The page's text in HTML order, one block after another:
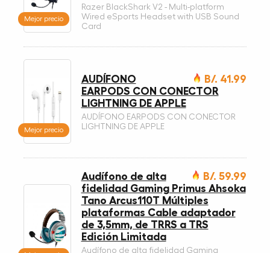
Mejor precio
Razer BlackShark V2 - Multi-platform
Wired eSports Headset with USB Sound
Card
Mejor precio
B/. 41.99
AUDÍFONO
EARPODS CON CONECTOR
LIGHTNING DE APPLE
AUDÍFONO EARPODS CON CONECTOR
LIGHTNING DE APPLE
B/. 59.99
Audífono de alta
fidelidad Gaming Primus Ahsoka
Tano Arcus110T Múltiples
plataformas Cable adaptador
de 3,5mm, de TRRS a TRS
Edición Limitada
Audífono de alta fidelidad Gaming